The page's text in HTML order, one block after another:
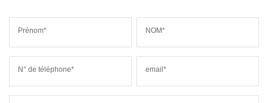
Prénom* NOM*
N° de téléphone* email*